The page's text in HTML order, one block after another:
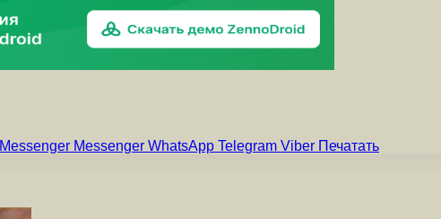
Messenger Messenger WhatsApp Telegram Viber Печатать